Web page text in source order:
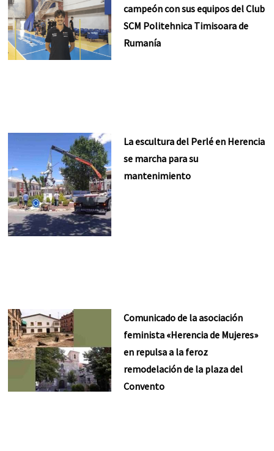
campeón con sus equipos del Club
SCM Politehnica Timisoara de
Rumanía
La escultura del Perlé en Herencia
se marcha para su
mantenimiento
Comunicado de la asociación
feminista «Herencia de Mujeres»
en repulsa a la feroz
remodelación de la plaza del
Convento